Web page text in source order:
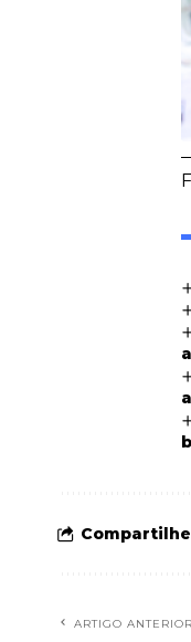
ARTIGO ANTERIOR